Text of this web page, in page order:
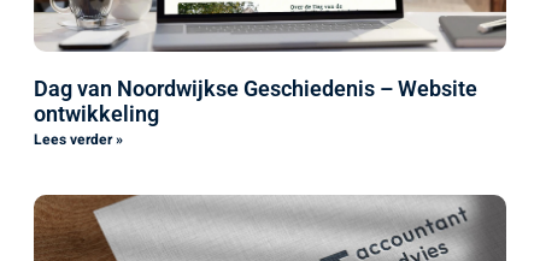
Dag van Noordwijkse Geschiedenis – Website
ontwikkeling
Lees verder »